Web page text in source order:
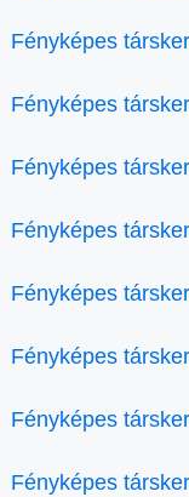
Fényképes
Fényképes
Fényképes
Fényképes
Fényképes
Fényképes
Fényképes
Fényképes